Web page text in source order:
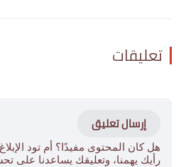
تعليقات
إرسال تعليق
هل كان المحتوى مفيدًا؟ أم تود
رأيك يهمنا، وتعليقك يساعدنا على